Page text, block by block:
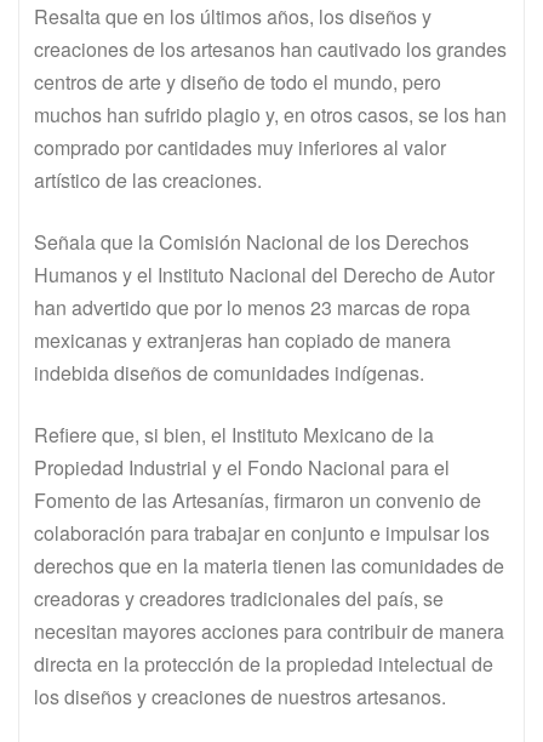
Resalta que en los últimos años, los diseños y
creaciones de los artesanos han cautivado los grandes
centros de arte y diseño de todo el mundo, pero
muchos han sufrido plagio y, en otros casos, se los han
comprado por cantidades muy inferiores al valor
artístico de las creaciones.
Señala que la Comisión Nacional de los Derechos
Humanos y el Instituto Nacional del Derecho de Autor
han advertido que por lo menos 23 marcas de ropa
mexicanas y extranjeras han copiado de manera
indebida diseños de comunidades indígenas.
Refiere que, si bien, el Instituto Mexicano de la
Propiedad Industrial y el Fondo Nacional para el
Fomento de las Artesanías, firmaron un convenio de
colaboración para trabajar en conjunto e impulsar los
derechos que en la materia tienen las comunidades de
creadoras y creadores tradicionales del país, se
necesitan mayores acciones para contribuir de manera
directa en la protección de la propiedad intelectual de
los diseños y creaciones de nuestros artesanos.